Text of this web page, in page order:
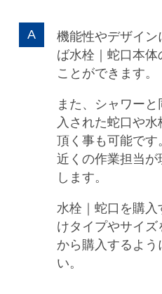
機能性やデザイ
ば水栓｜蛇口本
ことができます。
また、シャワー
入された蛇口や
頂く事も可能で
近くの作業担当
します。
水栓｜蛇口を購
けタイプやサイ
から購入するよ
い。